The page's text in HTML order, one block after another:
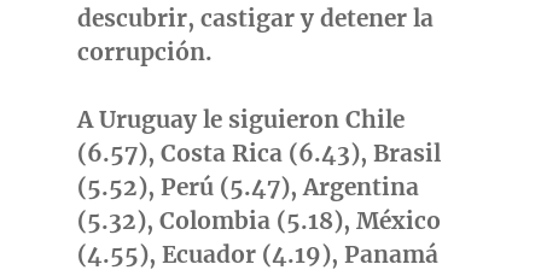
descubrir, castigar y detener la
corrupción.
AUruguayle siguieron Chile
(6.57), Costa Rica(6.43), Brasil
(5.52), Perú (5.47),Argentina
(5.32), Colombia(5.18), México
(4.55), Ecuador(4.19), Panamá